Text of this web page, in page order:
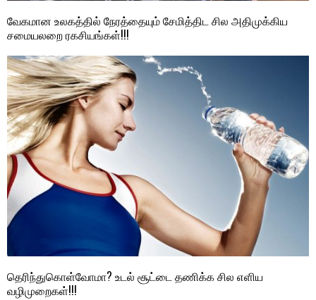
வேகமான உலகத்தில் நேரத்தையும் சேமித்திட சில அதிமுக்கிய
சமையலறை ரகசியங்கள்!!!
தெரிந்துகொள்வோமா? உடல் சூட்டை தணிக்க சில எளிய
வழிமுறைகள்!!!